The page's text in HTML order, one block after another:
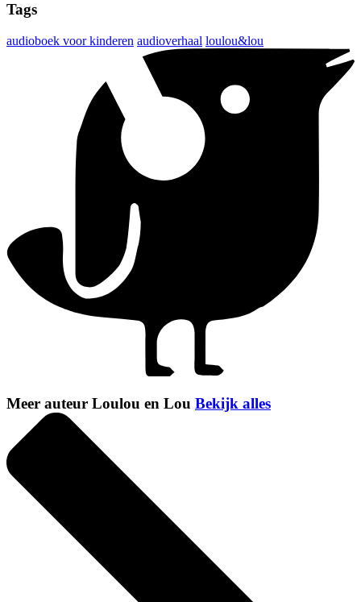
Tags
audioboek voor kinderen audioverhaal loulou&lou
Meer auteur Loulou en Lou Bekijk alles